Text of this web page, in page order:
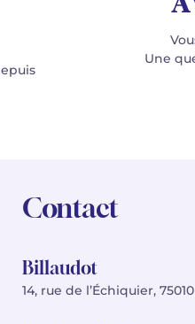
Une
Contact
Billaudot
14, rue de l’Échiquier,